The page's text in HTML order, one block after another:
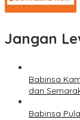
Jangan
Babinsa
dan
Babinsa